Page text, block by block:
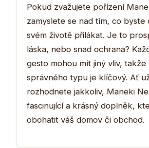
Pokud zvažujete pořízení
zamyslete se nad tím, co byste
svém životě přilákat. Je to
láska, nebo snad ochrana?
gesto mohou mít jiný vliv,
správného typu je klíčový. Ať
rozhodnete jakkoliv, Maneki
fascinující a krásný doplněk,
obohatit váš domov či obchod.